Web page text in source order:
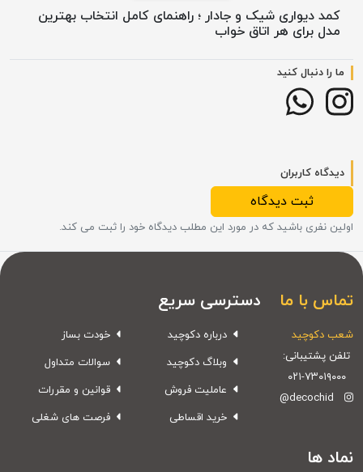
کمد دیواری شیک و جادار ؛ راهنمای کامل انتخاب بهترین
مدل برای هر اتاق خواب
ما را دنبال کنید
دیدگاه کاربران
ثبت دیدگاه
اولین نفری باشید که در مورد این مطلب دیدگاه خود را ثبت می کند.
تماس با ما
شعب دکوچید
تلفن پشتیبانی:
۰۲۱-۷۳۰۱۹۰۰۰
@decochid
دسترسی سریع
درباره دکوچید
وبلاگ دکوچید
عاملیت فروش
خرید اقساطی
خودت بساز
سوالات متداول
قوانین و مقررات
فرصت های شغلی
نماد ها